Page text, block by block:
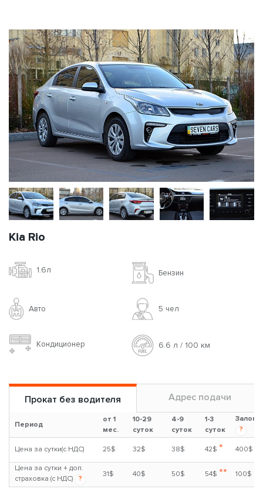
Kia Rio
1.6л Бензин
Авто 5 чел
Кондиционер 6.6 л / 100 км
Прокат без водителя Адрес подачи
Период
от 1
мес.
10-29
суток
4-9
суток
1-3
суток
Залог
?
Цена за сутки(с НДС) 25$ 32$ 38$ 42$ * 400$
Цена за сутки + доп.
страховка (с НДС)
?
31$ 40$ 50$ 54$ ** 100$